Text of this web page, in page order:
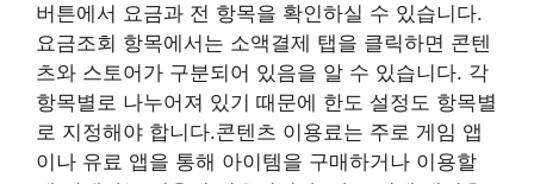
버튼에서 요금과 전 항목을 확인하실 수 있습니다.
요금조회 항목에서는 소액결제 탭을 클릭하면 콘텐
츠와 스토어가 구분되어 있음을 알 수 있습니다. 각
항목별로 나누어져 있기 때문에 한도 설정도 항목별
로 지정해야 합니다.콘텐츠 이용료는 주로 게임 앱
이나 유료 앱을 통해 아이템을 구매하거나 이용할